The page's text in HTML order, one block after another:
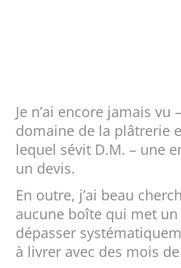
Je n’ai encore jamais
domaine de la plâtrerie
lequel sévit D.M. – une
un devis.
En outre, j’ai beau
aucune boîte qui met un
dépasser
à livrer avec des mois